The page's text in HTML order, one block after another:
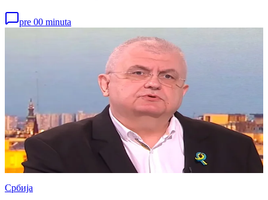
pre 00 minuta
Србија